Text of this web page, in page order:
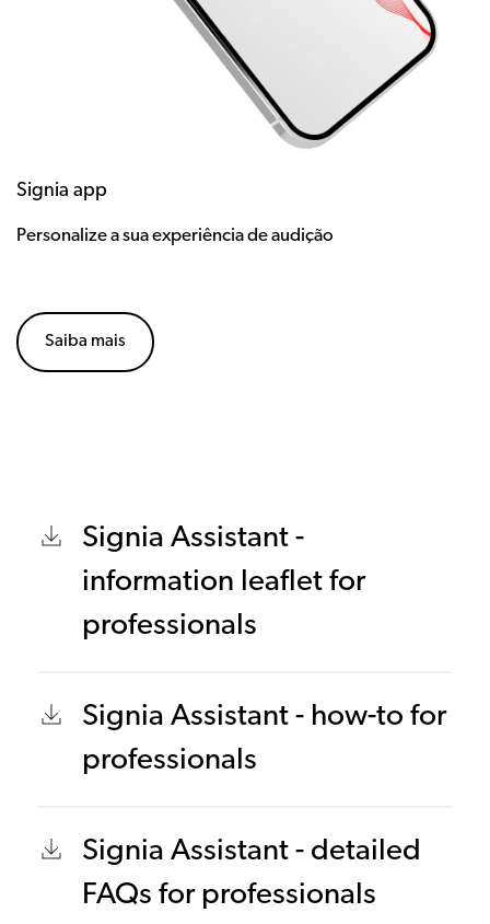
Signia app
Personalize a sua experiência de audição
Saiba mais
Signia Assistant -
information leaflet for
professionals
Signia Assistant - how-to for
professionals
Signia Assistant - detailed
FAQs for professionals